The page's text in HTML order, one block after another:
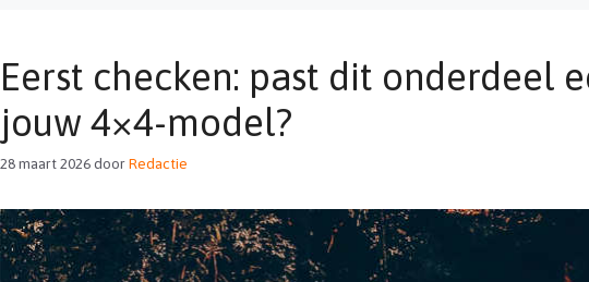
Eerst checken: past dit onderdeel
jouw 4×4-model?
28 maart 2026doorRedactie